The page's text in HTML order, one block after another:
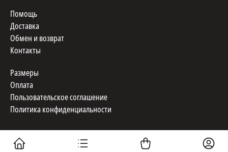
Помощь
Доставка
Обмен и возврат
Контакты
Размеры
Оплата
Пользовательское соглашение
Политика конфиденциальности